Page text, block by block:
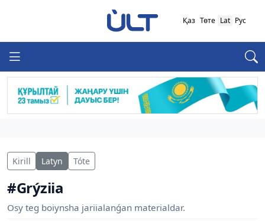
Қаз Төте Lat Рус
Kirill Latyn Tóte
#Grýziia
Osy teg boiynsha jariialanǵan materialdar.